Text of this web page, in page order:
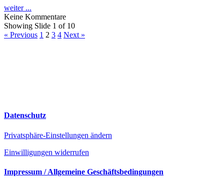
weiter ...
Keine Kommentare
Showing Slide 1 of 10
« Previous 1 2 3 4 Next »
Datenschutz
Privatsphäre-Einstellungen ändern
Einwilligungen widerrufen
Impressum / Allgemeine Geschäftsbedingungen